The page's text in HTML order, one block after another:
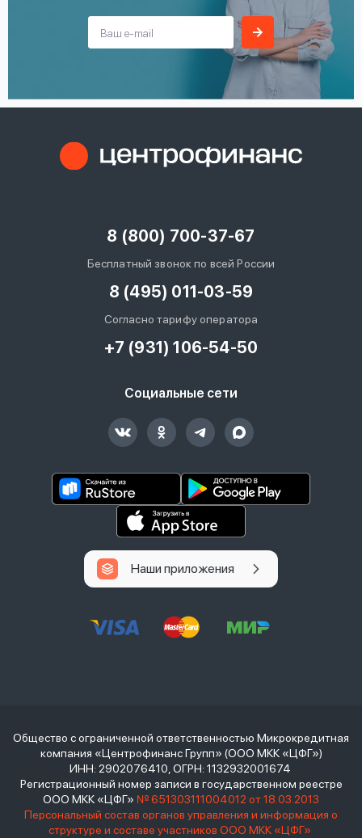
8 (800) 700-37-67
Бесплатный звонок по всей России
8 (495) 011-03-59
Согласно тарифу оператора
+7 (931) 106-54-50
Социальные сети
Наши приложения
Общество с ограниченной ответственностью Микрокредитная
компания «Центрофинанс Групп» (ООО МКК «ЦФГ»)
ИНН: 2902076410, ОГРН: 1132932001674
Регистрационный номер записи в государственном реестре
ООО МКК «ЦФГ» № 651303111004012 от 18.03.2013
Персональный состав органов управления и информация о
структуре и составе участников ООО МКК «ЦФГ»